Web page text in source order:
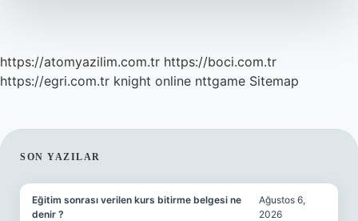
https://atomyazilim.com.tr https://boci.com.tr
https://egri.com.tr knight online nttgame Sitemap
SIDEBAR
SON YAZILAR
Eğitim sonrası verilen kurs bitirme belgesi ne
denir ?
Ağustos 6,
2026